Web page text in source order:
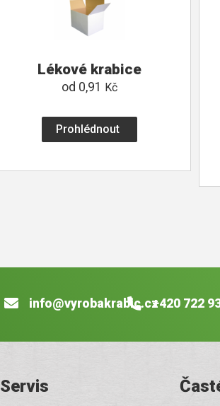
Lékové krabice
od 0,91 Kč
Prohlédnout
info@vyrobakrabic.cz+420 722
Servis